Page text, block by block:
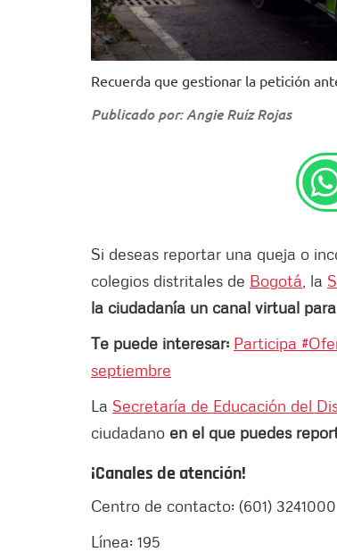
Recuerda que gestionar la petición
Publicado por: Angie Ruíz Rojas
Si deseas reportar una queja o
colegios distritales de Bogotá , la
la ciudadanía un canal virtual
Te puede interesar: Participa
septiembre
La Secretaría de Educación del
ciudadano en el que puedes
¡Canales de atención!
Centro de contacto: (601) 3241000
Línea: 195